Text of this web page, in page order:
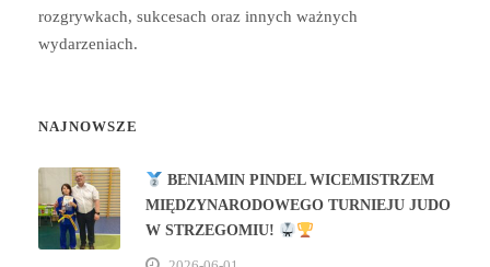
rozgrywkach, sukcesach oraz innych ważnych
wydarzeniach.
NAJNOWSZE
BENIAMIN PINDEL WICEMISTRZEM
MIĘDZYNARODOWEGO TURNIEJU JUDO
W STRZEGOMIU!